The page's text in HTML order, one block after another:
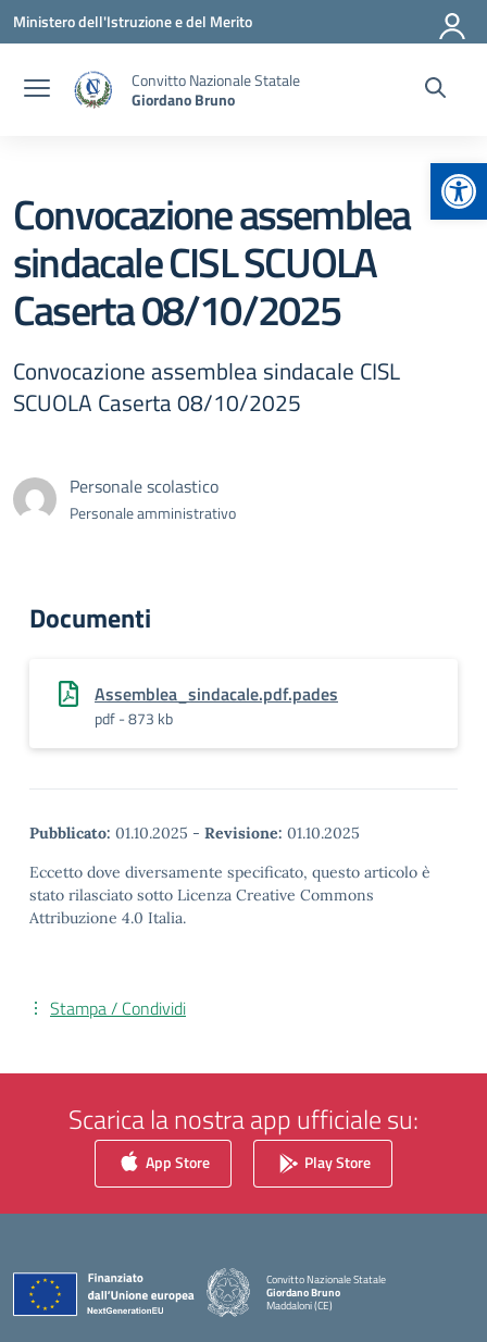
Vai ai contenuti
Vai al menu di navigazione
Vai al footer
Ministero dell'Istruzione e del Merito
Convitto Nazionale Statale
Giordano Bruno
Convocazione assemblea
sindacale CISL SCUOLA
Caserta 08/10/2025
Convocazione assemblea sindacale CISL
SCUOLA Caserta 08/10/2025
Personale scolastico
Personale amministrativo
Documenti
Assemblea_sindacale.pdf.pades
pdf - 873 kb
Pubblicato: 01.10.2025 - Revisione: 01.10.2025
Eccetto dove diversamente specificato, questo articolo è
stato rilasciato sotto Licenza Creative Commons
Attribuzione 4.0 Italia.
Stampa / Condividi
Scarica la nostra app ufficiale su:
App Store Play Store
Convitto Nazionale Statale
Giordano Bruno
Maddaloni (CE)